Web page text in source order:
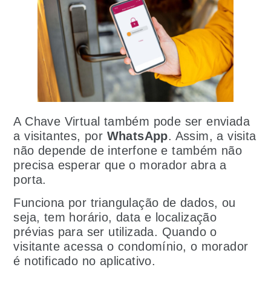
A Chave Virtual também pode ser enviada
a visitantes, por WhatsApp. Assim, a visita
não depende de interfone e também não
precisa esperar que o morador abra a
porta.
Funciona por triangulação de dados, ou
seja, tem horário, data e localização
prévias para ser utilizada. Quando o
visitante acessa o condomínio, o morador
é notificado no aplicativo.